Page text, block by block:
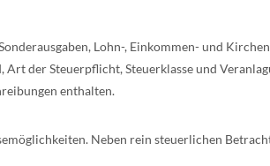
Lohn-, Einkommen- und
der Steuerpflicht, Steuerklasse und
enthalten.
Neben rein steuerlichen